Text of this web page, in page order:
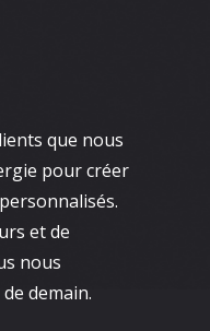
que nous
pour créer
et de
nous
demain.